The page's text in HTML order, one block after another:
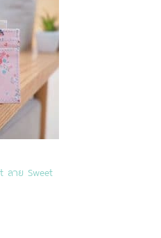
ลาย Sweet